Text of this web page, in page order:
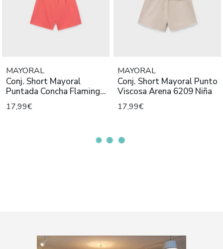
MAYORAL
Conj. Short Mayoral
Puntada Concha Flamingo
6213 N
17,99€
MAYORAL
Conj. Short Mayoral Punto
Viscosa Arena 6209 Niña
17,99€